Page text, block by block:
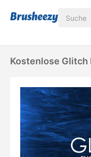
Kostenlose Glitch